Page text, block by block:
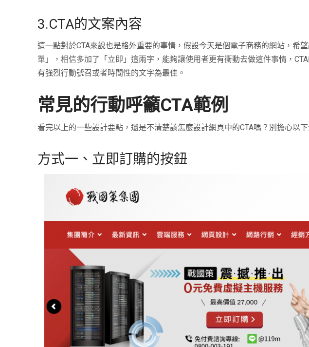
3.CTA的文案內容
這一點對於CTA來說也是格外重要的事情，假設今天是個電子商務的網站，希
單」，相信多加了「立即」這兩字，能夠讓使用者更有衝動去做這件事情，CTA
有強烈行動號召或者時間性的文字為最佳。
常見的行動呼籲CTA範例
看完以上的一些設計要點，還是不清楚該怎麼設計網頁中的CTA嗎？別擔心以
方式一、立即訂購的按鈕